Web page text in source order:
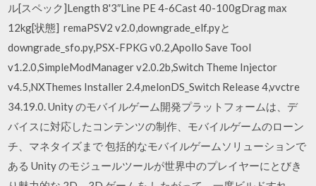
ル[スペック]Length 8'3″Line PE 4-6Cast 40-100gDrag max
12kg[状態] remaPSV2 v2.0,downgrade_elf.pyと
downgrade_sfo.py,PSX-FPKG v0.2,Apollo Save Tool
v1.2.0,SimpleModManager v2.0.2b,Switch Theme Injector
v4.5,NXThemes Installer 2.4,melonDS_Switch Release 4,vvctre
34.19.0. Unity のモバイルゲーム開発プラットフォームは、デ
バイスに対応したコンテンツの制作、モバイルゲームのローン
チ、マネタイズまで 包括的なモバイルゲームソリューションで
ある Unity のモジュールツールが世界中のプレイヤーにとびき